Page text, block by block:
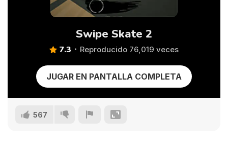
Swipe Skate 2
7.3 Reproducido 76,019 veces
JUGAR EN PANTALLA COMPLETA
567